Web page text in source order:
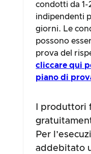
condotti da
indipendenti
giorni. Le
possono
prova del
cliccare qui
piano di
I produttori
Per
addebitato